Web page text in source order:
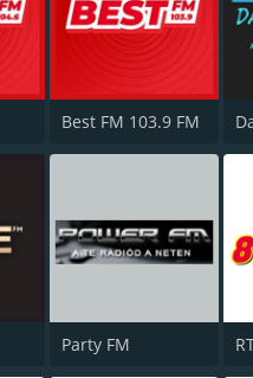
Best FM 103.9 FM
Party FM